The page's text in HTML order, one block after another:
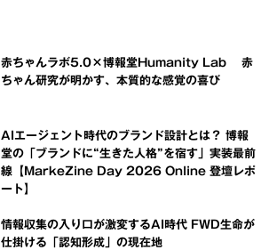
赤ちゃんラボ5.0×博報堂Humanity Lab 赤
ちゃん研究が明かす、本質的な感覚の喜び
AIエージェント時代のブランド設計とは？ 博報
堂の「ブランドに“生きた人格”を宿す」実装最前
線【MarkeZine Day 2026 Online 登壇レポ
ート】
情報収集の入り口が激変するAI時代 FWD生命が
仕掛ける「認知形成」の現在地